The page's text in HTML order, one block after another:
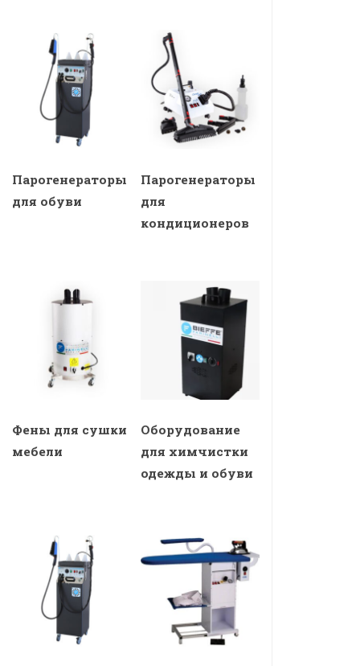
Парогенераторы
для обуви
Парогенераторы
для
кондиционеров
Фены для сушки
мебели
Оборудование
для химчистки
одежды и обуви